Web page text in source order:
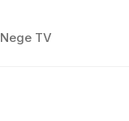
Nege TV